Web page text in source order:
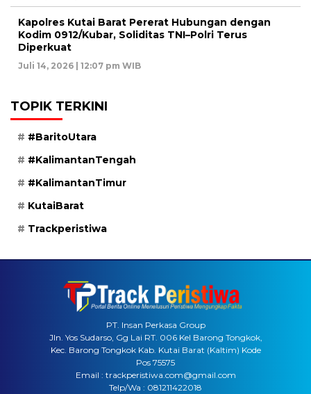
Kapolres Kutai Barat Pererat Hubungan dengan
Kodim 0912/Kubar, Soliditas TNI–Polri Terus
Diperkuat
Juli 14, 2026 | 12:07 pm WIB
TOPIK TERKINI
#BaritoUtara
#KalimantanTengah
#KalimantanTimur
KutaiBarat
Trackperistiwa
PT. Insan Perkasa Group
Jln. Yos Sudarso, Gg Lai RT. 006 Kel Barong Tongkok,
Kec. Barong Tongkok Kab. Kutai Barat (Kaltim) Kode
Pos 75575
Email : trackperistiwa.com@gmail.com
Telp/Wa : 081211422018